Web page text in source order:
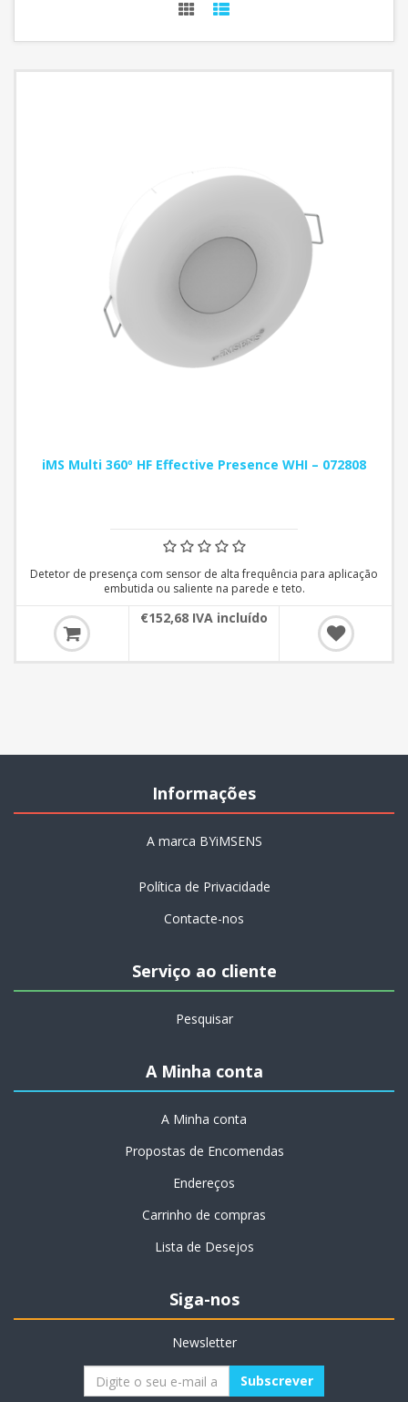
iMS Multi 360º HF Effective Presence WHI – 072808
Detetor de presença com sensor de alta frequência para aplicação
embutida ou saliente na parede e teto.
€152,68 IVA incluído
Informações
A marca BYiMSENS
Política de Privacidade
Contacte-nos
Serviço ao cliente
Pesquisar
A Minha conta
A Minha conta
Propostas de Encomendas
Endereços
Carrinho de compras
Lista de Desejos
Siga-nos
Newsletter